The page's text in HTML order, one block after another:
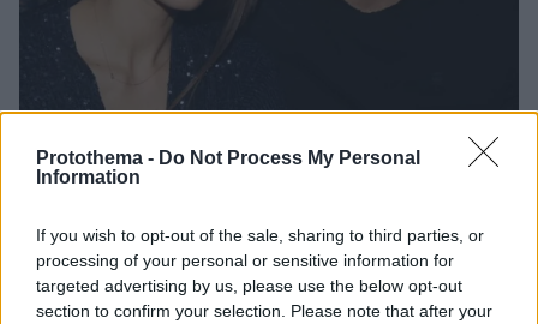
Protothema - Do Not Process My Personal
Information
If you wish to opt-out of the sale, sharing to third parties, or
processing of your personal or sensitive information for
targeted advertising by us, please use the below opt-out
section to confirm your selection. Please note that after your
Ο Γιώργος Πρίντεζης θα γίνει για δεύτερη φορά
πατέρας - Έγκυος η Στέλλα Κωστοπούλου
05.04.2024, 17:16 1